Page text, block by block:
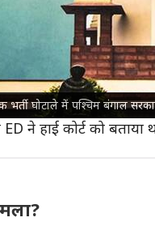
भर्ती घोटाले में पश्चिम बंगाल
अभिषेक से पूछताछ
CBI और ED अभिषेक
ने हाई कोर्ट के फैसले
ने हाई कोर्ट को